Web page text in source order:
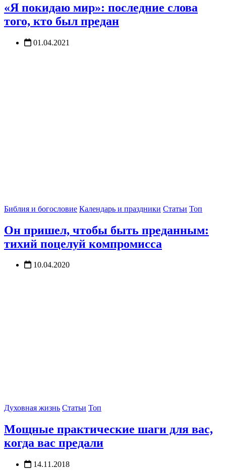
«Я покидаю мир»: последние слова
того, кто был предан
01.04.2021
Библия и богословие Календарь и праздники Статьи Топ
Он пришел, чтобы быть преданным:
тихий поцелуй компромисса
10.04.2020
Духовная жизнь Статьи Топ
Мощные практические шаги для вас,
когда вас предали
14.11.2018